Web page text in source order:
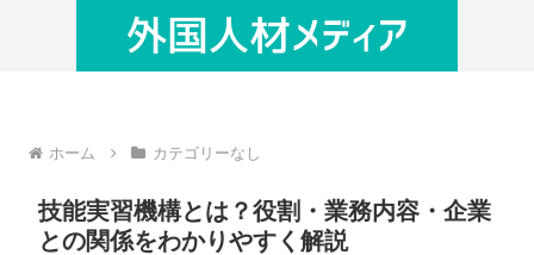
ホーム カテゴリーなし
技能実習機構とは？役割・業務内容・企業
との関係をわかりやすく解説